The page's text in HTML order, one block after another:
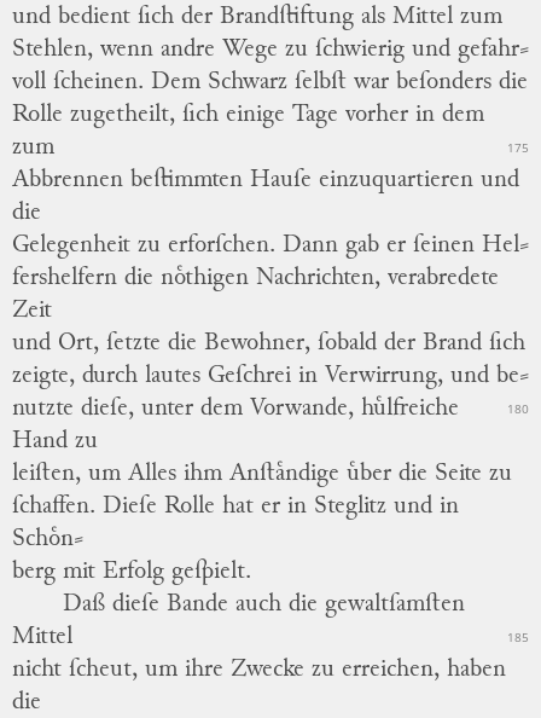
und bedient ſich der Brandſtiftung als Mittel zum
Stehlen, wenn andre Wege zu ſchwierig und gefahr⸗
voll ſcheinen. Dem Schwarz ſelbſt war beſonders die
Rolle zugetheilt, ſich einige Tage vorher in dem
zum
175
Abbrennen beſtimmten Hauſe einzuquartieren und
die
Gelegenheit zu erforſchen. Dann gab er ſeinen Hel⸗
fershelfern die noͤthigen Nachrichten, verabredete
Zeit
und Ort, ſetzte die Bewohner, ſobald der Brand ſich
zeigte, durch lautes Geſchrei in Verwirrung, und be⸗
180
nutzte dieſe, unter dem Vorwande, huͤlfreiche
Hand zu
leiſten, um Alles ihm Anſtaͤndige uͤber die Seite zu
ſchaffen. Dieſe Rolle hat er in Steglitz und in
Schoͤn⸗
berg mit Erfolg geſpielt.
Daß dieſe Bande auch die gewaltſamſten
Mittel
185
nicht ſcheut, um ihre Zwecke zu erreichen, haben
die